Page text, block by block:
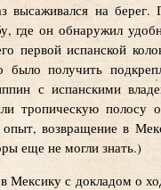
высаживался на
где он обнаружил
первой испанской
было получить
с испанскими
тропическую
возвращение в
еще не могли знать.)
Мексику с докладом о